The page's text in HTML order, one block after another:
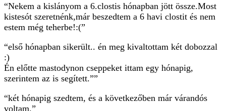
“Nekem a kislányom a 6.clostis hónapban jött össze.Most
kistesót szeretnénk,már beszedtem a 6 havi clostit és nem
estem még teherbe!:(”
“első hónapban sikerült.. én meg kivaltottam két dobozzal
:)
Én előtte mastodynon cseppeket ittam egy hónapig,
szerintem az is segített.””
“két hónapig szedtem, és a következőben már várandós
voltam.”